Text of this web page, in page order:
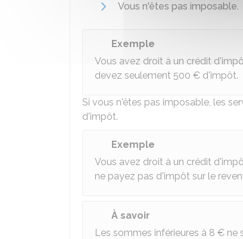
Vous n'êtes pas imposable.
Exemple
Vous avez droit à un crédit
devez seulement 500 € d'impôt.
Si vous n'êtes pas imposable, les
d'impôt.
Exemple
Vous avez droit à un crédit
ne payez pas d'impôt sur le
À savoir
Les sommes inférieures à 8 € ne